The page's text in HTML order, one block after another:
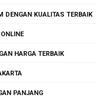
DENGAN KUALITAS TERBAIK
HARGA TERBAIK
PANJANG